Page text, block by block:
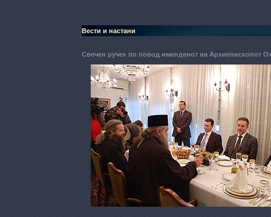
Вести и настани
Свечен ручек по повод именденот на Архиепископот